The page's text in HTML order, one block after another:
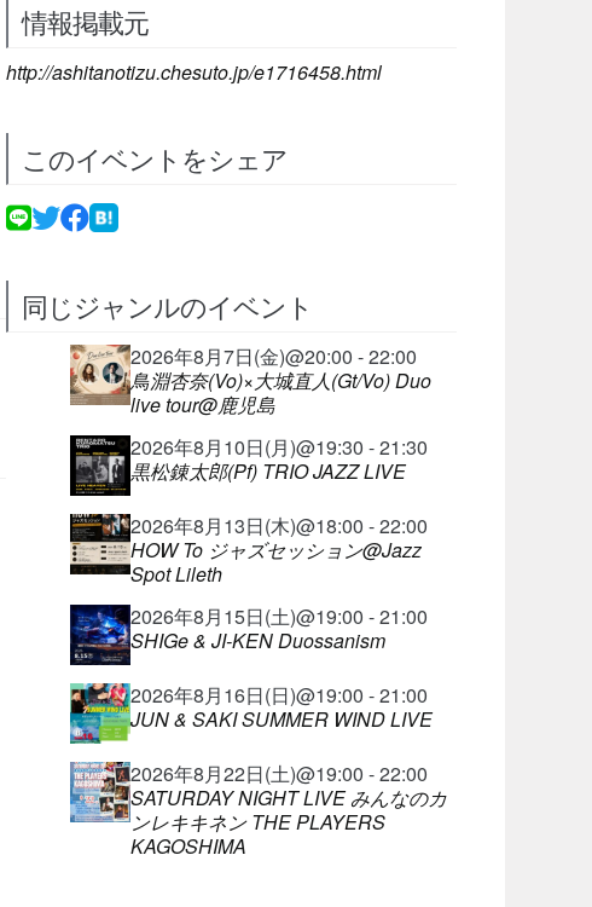
情報掲載元
http://ashitanotizu.chesuto.jp/e1716458.html
このイベントをシェア
同じジャンルのイベント
2026年8月7日(金)@20:00 - 22:00
鳥淵杏奈(Vo)×大城直人(Gt/Vo) Duo
live tour@鹿児島
2026年8月10日(月)@19:30 - 21:30
黒松錬太郎(Pf) TRIO JAZZ LIVE
2026年8月13日(木)@18:00 - 22:00
HOW To ジャズセッション@Jazz
Spot Lileth
2026年8月15日(土)@19:00 - 21:00
SHIGe & JI-KEN Duossanism
2026年8月16日(日)@19:00 - 21:00
JUN & SAKI SUMMER WIND LIVE
2026年8月22日(土)@19:00 - 22:00
SATURDAY NIGHT LIVE みんなのカ
ンレキキネン THE PLAYERS
KAGOSHIMA